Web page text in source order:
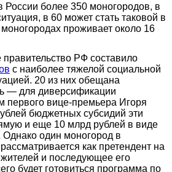
более 350 моногородов, в
в 60 может стать таковой в
проживает около 16
РФ составило
с наиболее тяжелой социальной
20 из них обещана
— для диверсификации
первого вице-премьера Игоря
бюджетных субсидий эти
и еще 10 млрд рублей в виде
Однако один моногород в
как претендент на
и последующее его
будет готовиться программа по